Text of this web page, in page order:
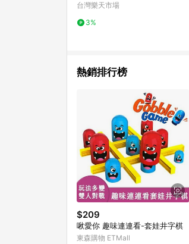
台灣樂天市場
3%
熱銷排行榜
$209
啾愛你 趣味連連看-套娃井字棋
東森購物 ETMall